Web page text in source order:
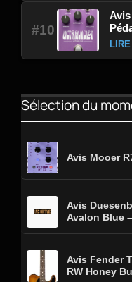
#10
Sélection du
Avis Mooer
Avis
Avalon Blue
Avis Fender
RW Honey